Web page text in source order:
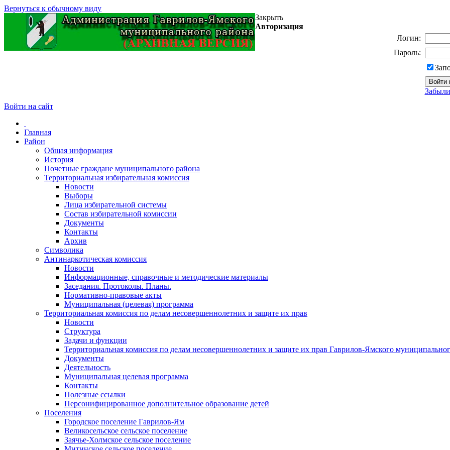
Вернуться к обычному виду
Закрыть
Авторизация
Логин:
Пароль:
Войти на сайт
Главная
Район
Общая информация
История
Почетные граждане муниципального района
Территориальная избирательная комиссия
Новости
Выборы
Лица избирательной системы
Состав избирательной комиссии
Документы
Контакты
Архив
Символика
Антинаркотическая комиссия
Новости
Информационные, справочные и методические материалы
Заседания. Протоколы. Планы.
Нормативно-правовые акты
Муниципальная (целевая) программа
Территориальная комиссия по делам несовершеннолетних и защите их прав
Новости
Структура
Задачи и функции
Территориальная комиссия по делам несовершеннолетних и защите их прав Гаврилов-Ямского
Документы
Деятельность
Муниципальная целевая программа
Контакты
Полезные ссылки
Персонифицированное дополнительное образование детей
Поселения
Городское поселение Гаврилов-Ям
Великосельское сельское поселение
Заячье-Холмское сельское поселение